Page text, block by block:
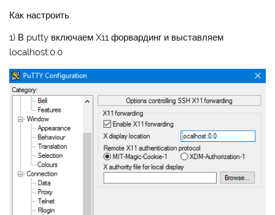
Как настроить:
1) В putty включаем X11 форвардинг и выставляем
localhost:0.0